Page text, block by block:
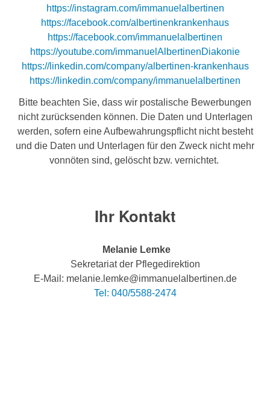
https://instagram.com/immanuelalbertinen
https://facebook.com/albertinenkrankenhaus
https://facebook.com/immanuelalbertinen
https://youtube.com/immanuelAlbertinenDiakonie
https://linkedin.com/company/albertinen-krankenhaus
https://linkedin.com/company/immanuelalbertinen
Bitte beachten Sie, dass wir postalische Bewerbungen
nicht zurücksenden können. Die Daten und Unterlagen
werden, sofern eine Aufbewahrungspflicht nicht besteht
und die Daten und Unterlagen für den Zweck nicht mehr
vonnöten sind, gelöscht bzw. vernichtet.
Ihr Kontakt
Melanie Lemke
Sekretariat der Pflegedirektion
E-Mail: melanie.lemke@immanuelalbertinen.de
Tel: 040/5588-2474